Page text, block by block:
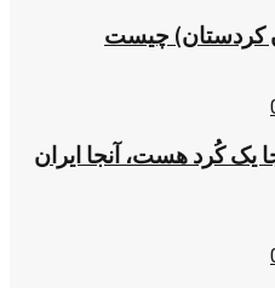
چیست
کُرد هست، آنجا ایران